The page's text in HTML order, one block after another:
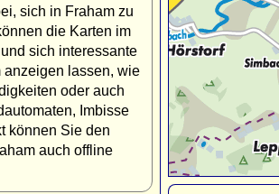
sich in Fraham zu
die Karten im
sich interessante
anzeigen lassen, wie
oder auch
Imbisse
können Sie den
auch offline